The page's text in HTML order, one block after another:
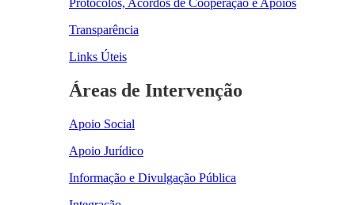
Transparência
Links Úteis
Áreas de Intervenção
Apoio Social
Apoio Jurídico
Informação e Divulgação Pública